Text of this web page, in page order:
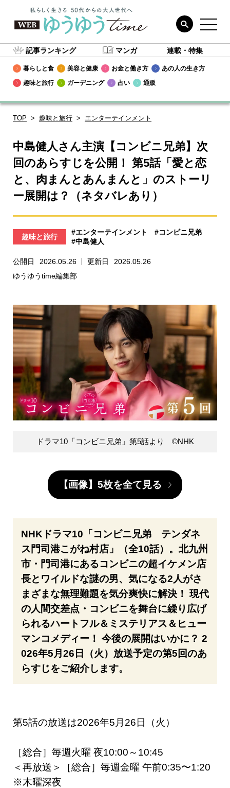
記事ランキング マンガ 連載・特集
暮らしと食 美容と健康 お金と働き方
あの人の生き方
趣味と旅行
ガーデニング 占い 通販
TOP 趣味と旅行 エンターテインメント
中島健人さん主演【コンビニ兄弟】次
回のあらすじを公開！ 第5話「愛と恋
と、肉まんとあんまんと」のストーリ
ー展開は？（ネタバレあり）
趣味と旅行
#エンターテインメント
#コンビニ兄弟
#中島健人
公開日 2026.05.26 更新日
2026.05.26
ゆうゆうtime編集部
ドラマ10「コンビニ兄弟」第5話より ©NHK
【画像】5枚を全て見る
NHKドラマ10「コンビニ兄弟 テンダネ
ス門司港こがね村店」（全10話）。北九州
市・門司港にあるコンビニの超イケメン店
長とワイルドな謎の男、気になる2人がさ
まざまな無理難題を気分爽快に解決！ 現代
の人間交差点・コンビニを舞台に繰り広げ
られるハートフル＆ミステリアス＆ヒュー
マンコメディー！ 今後の展開はいかに？ 2
026年5月26日（火）放送予定の第5回のあ
らすじをご紹介します。
第5話の放送は2026年5月26日（火）
［総合］毎週火曜 夜10:00～10:45
＜再放送＞［総合］毎週金曜 午前0:35〜1:20
※木曜深夜